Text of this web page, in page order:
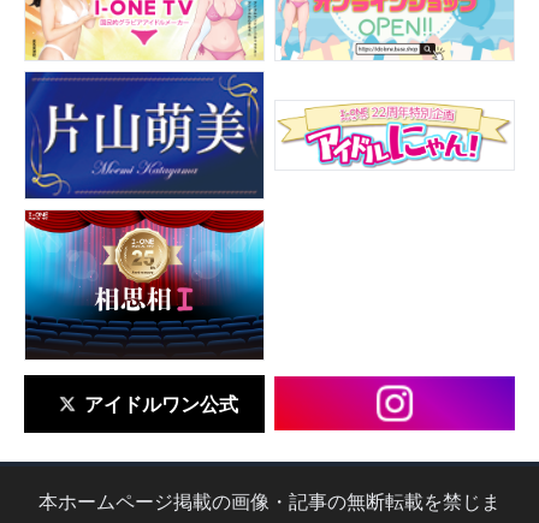
▶個人情報保護について
▶よくあるご質問
▶ 会社概要
▶お問い合わせフォーム
アイドルワン公式
本ホームページ掲載の画像・記事の無断転載を禁じま